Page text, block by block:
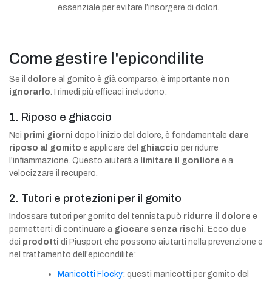
essenziale per evitare l’insorgere di dolori.
Come gestire l'epicondilite
Se il dolore al gomito è già comparso, è importante non
ignorarlo . I rimedi più efficaci includono:
1. Riposo e ghiaccio
Nei primi giorni dopo l’inizio del dolore, è fondamentale dare
riposo al gomito e applicare del ghiaccio per ridurre
l’infiammazione. Questo aiuterà a limitare il gonfiore e a
velocizzare il recupero.
2. Tutori e protezioni per il gomito
Indossare tutori per gomito del tennista può ridurre il dolore e
permetterti di continuare a giocare senza rischi . Ecco due
dei prodotti di Piusport che possono aiutarti nella prevenzione e
nel trattamento dell'epicondilite:
Manicotti Flocky: questi manicotti per gomito del